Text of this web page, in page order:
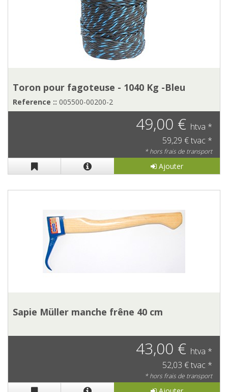
Toron pour fagoteuse - 1040 Kg -Bleu
Reference :: 005500-00200-2
49,00 € htva *
59,29 € tvac *
* hors frais de transport
Ajouter
Sapie Müller manche frêne 40 cm
43,00 € htva *
52,03 € tvac *
* hors frais de transport